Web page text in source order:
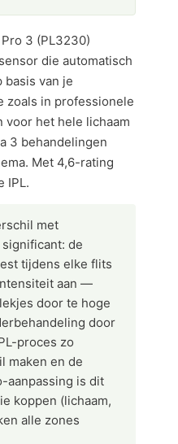
3 (PL3230)
die automatisch
van je
in professionele
voor het hele lichaam
3 behandelingen
Met 4,6-rating
IPL.
met
de
tijdens elke flits
aan —
door te hoge
door
proces zo
maken en de
aanpassing is dit
koppen (lichaam,
alle zones